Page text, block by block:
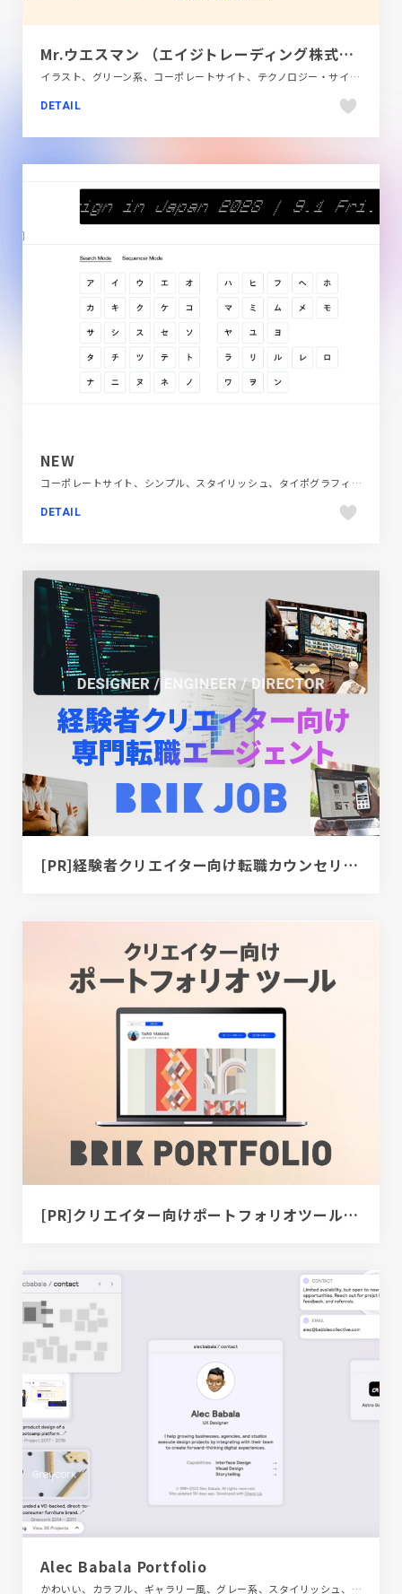
Mr.ウエスマン （エイジトレーディング株式会社） | 広島県のウエス製造・販売・配達
イラスト、グリーン系、コーポレートサイト、テクノロジー・サイエンス、フラットデザイン、ポップ
DETAIL
NEW
コーポレートサイト、シンプル、スタイリッシュ、タイポグラフィー、デザイン・アート・音楽・文芸、ホワイト系、大きめ写真
DETAIL
[PR]経験者クリエイター向け転職カウンセリング｜デザイナー / ディレクター / エンジニア
[PR]クリエイター向けポートフォリオツール｜BRIK PORTFOLIO
Alec Babala Portfolio
かわいい、カラフル、ギャラリー風、グレー系、スタイリッシュ、テクノロジー・サイエンス、デザイン・アート・音楽・文芸、ホワイト系、ポップ、ポートフォリオ、モーション多め、海外サイト